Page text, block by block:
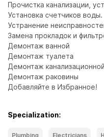
Прочистка канализации,
Установка счетчиков воды.
Устранение
Замена прокладок и
Демонтаж ванной
Демонтаж туалета
Демонтаж
Демонтаж раковины
Добавляйте в Избранное!
Specialization:
Plumbing Electricians